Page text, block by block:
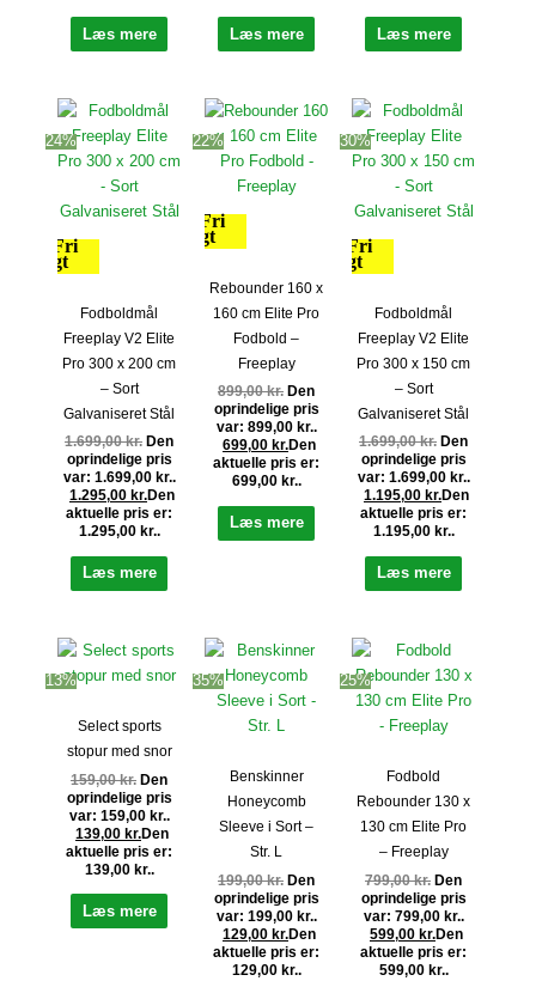
Læs mere Læs mere Læs mere
24%
Fri
fragt
Fodboldmål
Freeplay V2 Elite
Pro 300 x 200 cm
– Sort
Galvaniseret Stål
1.699,00kr. Den
oprindelige pris
var: 1.699,00 kr..
1.295,00 kr.Den
aktuelle pris er:
1.295,00 kr..
Læs mere
22%
Fri
fragt
Rebounder 160 x
160 cm Elite Pro
Fodbold –
Freeplay
899,00kr. Den
oprindelige pris
var: 899,00 kr..
699,00 kr.Den
aktuelle pris er:
699,00 kr..
Læs mere
30%
Fri
fragt
Fodboldmål
Freeplay V2 Elite
Pro 300 x 150 cm
– Sort
Galvaniseret Stål
1.699,00kr. Den
oprindelige pris
var: 1.699,00 kr..
1.195,00 kr.Den
aktuelle pris er:
1.195,00 kr..
Læs mere
13%
Select sports
stopur med snor
159,00kr. Den
oprindelige pris
var: 159,00 kr..
139,00 kr.Den
aktuelle pris er:
139,00 kr..
Læs mere
35%
Benskinner
Honeycomb
Sleeve i Sort –
Str. L
199,00kr. Den
oprindelige pris
var: 199,00 kr..
129,00 kr.Den
aktuelle pris er:
129,00 kr..
25%
Fodbold
Rebounder 130 x
130 cm Elite Pro
– Freeplay
799,00kr. Den
oprindelige pris
var: 799,00 kr..
599,00 kr.Den
aktuelle pris er:
599,00 kr..